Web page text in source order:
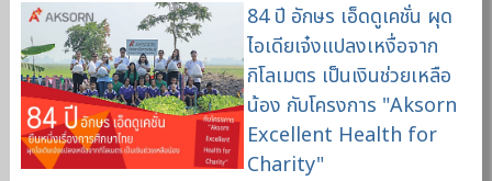
84 ปี อักษร เอ็ดดูเคชั่น ผุด
ไอเดียเจ๋งแปลงเหงื่อจาก
กิโลเมตร เป็นเงินช่วยเหลือ
น้อง กับโครงการ "Aksorn
Excellent Health for
Charity"